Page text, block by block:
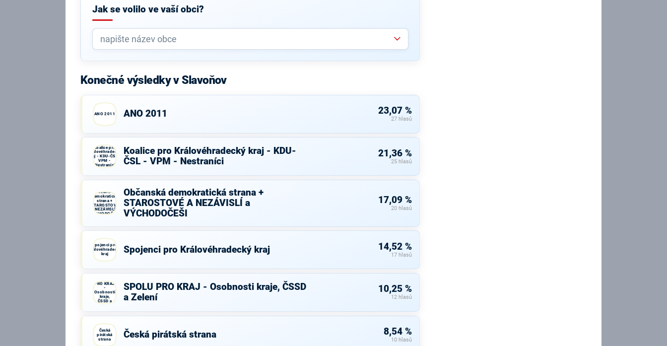
Jak se volilo ve vaší obci?
Konečné výsledky v Slavoňov
ANO 2011 ANO 2011 23,07 %
27 hlasů
Koalice pro
Královéhradecký
kraj - KDU-ČSL -
VPM -
Nestraníci
Koalice pro Královéhradecký kraj - KDU-
ČSL - VPM - Nestraníci
21,36 %
25 hlasů
Občanská
demokratická
strana +
STAROSTOVÉ
A NEZÁVISLÍ a
VÝCHODOČEŠI
Občanská demokratická strana +
STAROSTOVÉ A NEZÁVISLÍ a
VÝCHODOČEŠI
17,09 %
20 hlasů
Spojenci pro
Královéhradecký
kraj
Spojenci pro Královéhradecký kraj 14,52 %
17 hlasů
PRO KRAJ
-
Osobnosti
kraje,
ČSSD a
Zelení
SPOLU PRO KRAJ - Osobnosti kraje, ČSSD
a Zelení
10,25 %
12 hlasů
Česká
pirátská
strana
Česká pirátská strana 8,54 %
10 hlasů